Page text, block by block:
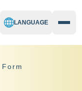
LANGUAGE